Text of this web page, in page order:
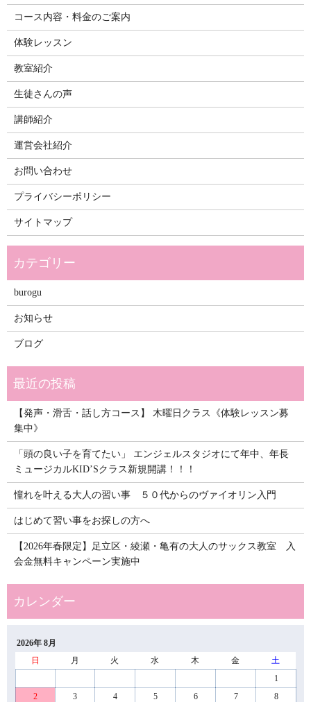
コース内容・料金のご案内
体験レッスン
教室紹介
生徒さんの声
講師紹介
運営会社紹介
お問い合わせ
プライバシーポリシー
サイトマップ
burogu
お知らせ
ブログ
【発声・滑舌・話し方コース】 木曜日クラス《体験レッスン募
集中》
「頭の良い子を育てたい」 エンジェルスタジオにて年中、年長
ミュージカルKID’Sクラス新規開講！！！
憧れを叶える大人の習い事 ５０代からのヴァイオリン入門
はじめて習い事をお探しの方へ
【2026年春限定】足立区・綾瀬・亀有の大人のサックス教室 入
会金無料キャンペーン実施中
2026年 8月
日
月 火 水 木 金
土
1
2
3 4 5 6 7
8